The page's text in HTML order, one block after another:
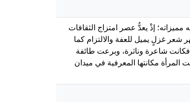
إذْ يعدُّ عصر امتزاج الثقافات
شعر غزلٍ يميل للعفة والالتزام كما
فكانت شاعرة وناثرة، وبرعت طائفة
المرأة مكانتها المعرفية في ميدان